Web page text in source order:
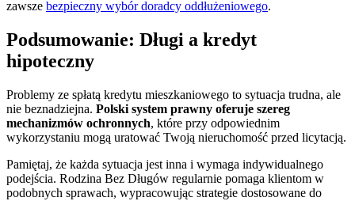
zawsze bezpieczny wybór doradcy oddłużeniowego.
Podsumowanie: Długi a kredyt
hipoteczny
Problemy ze spłatą kredytu mieszkaniowego to sytuacja trudna, ale
nie beznadziejna. Polski system prawny oferuje szereg
mechanizmów ochronnych, które przy odpowiednim
wykorzystaniu mogą uratować Twoją nieruchomość przed licytacją.
Pamiętaj, że każda sytuacja jest inna i wymaga indywidualnego
podejścia. Rodzina Bez Długów regularnie pomaga klientom w
podobnych sprawach, wypracowując strategie dostosowane do